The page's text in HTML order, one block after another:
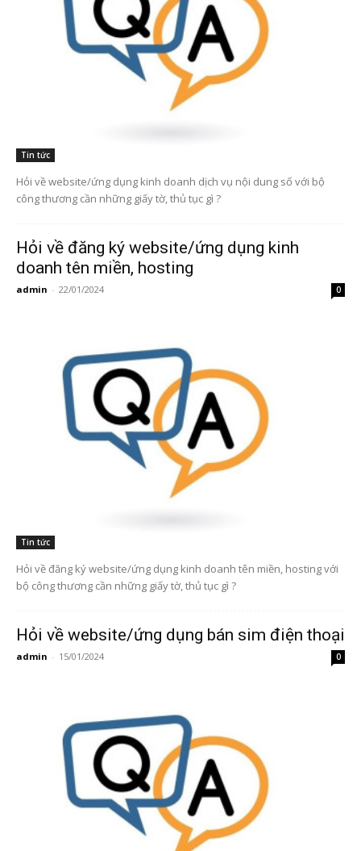
Tin tức
Hỏi về website/ứng dụng kinh doanh dịch vụ nội dung số với bộ
công thương cần những giấy tờ, thủ tục gì ?
Hỏi về đăng ký website/ứng dụng kinh
doanh tên miền, hosting
admin - 22/01/2024 0
Tin tức
Hỏi về đăng ký website/ứng dụng kinh doanh tên miền, hosting với
bộ công thương cần những giấy tờ, thủ tục gì ?
Hỏi về website/ứng dụng bán sim điện thoại
admin - 15/01/2024 0